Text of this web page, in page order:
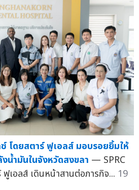
โดยสตาร์ ฟูเอลส์ มอบรอยยิ้มให้
น้ำมันในจังหวัดสงขลา — SPRC
ฟูเอลส์ เดินหน้าสานต่อภารกิจ... 19